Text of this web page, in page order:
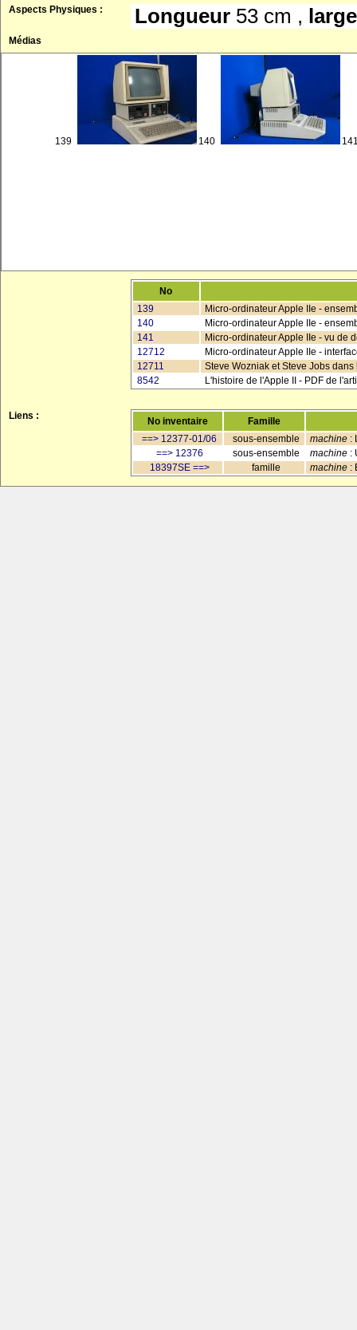
Aspects Physiques :
Longueur 53 cm ,
Médias
139 140
No
139
Micro-ordinateur Apple IIe -
140
Micro-ordinateur Apple IIe -
141
Micro-ordinateur Apple IIe - vu de
12712
Micro-ordinateur Apple IIe -
12711
Steve Wozniak et Steve Jobs
8542
L'histoire de l'Apple II - PDF de
Liens : No inventaire
Famille
==> 12377-01/06
sous-ensemble machine :
==> 12376
sous-ensemble machine :
18397SE ==>
famille machine :